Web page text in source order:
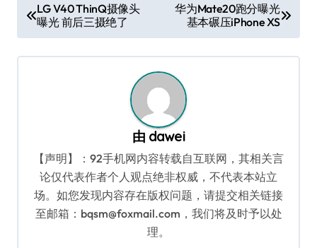
章
导
LG V40 ThinQ摄像头
曝光 前后三摄绝了
华为Mate20跑分曝光
基本碾压iPhone XS
由 dawei
【声明】：92手机网内容转载自互联网，其相关言
论仅代表作者个人观点绝非权威，不代表本站立
场。如您发现内容存在版权问题，请提交相关链接
至邮箱：bqsm@foxmail.com，我们将及时予以处
理。